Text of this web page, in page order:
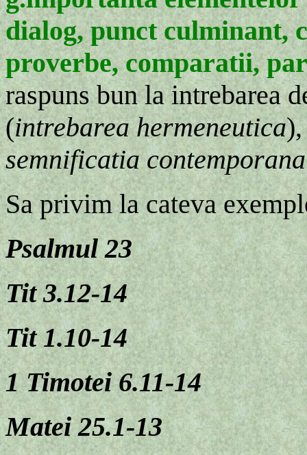
dialog, punct culminant,
proverbe, comparatii,
raspuns bun la intrebarea
(intrebarea hermeneutica
semnificatia contemporana
Sa privim la cateva
Psalmul 23
Tit 3.12-14
Tit 1.10-14
1 Timotei 6.11-14
Matei 25.1-13